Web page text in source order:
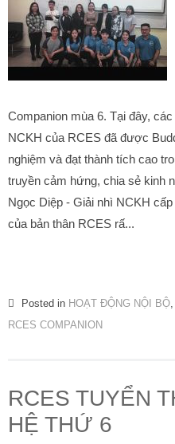
Companion mùa 6. Tại đây,
NCKH của RCES đã được
nghiệm và đạt thành tích cao
truyền cảm hứng, chia sẻ kinh
Ngọc Diệp - Giải nhì NCKH
của bản thân RCES rấ...
Posted in HOẠT ĐỘNG NỘI BỘ
RCES COMPANION
RCES TUYỂN
HỆ THỨ 6